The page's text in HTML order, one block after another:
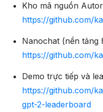
Kho mã nguồn
https://github.com/
Nanochat (nền tảng
https://github.com/
Demo trực tiếp và
https://github.com/
gpt-2-leaderboard